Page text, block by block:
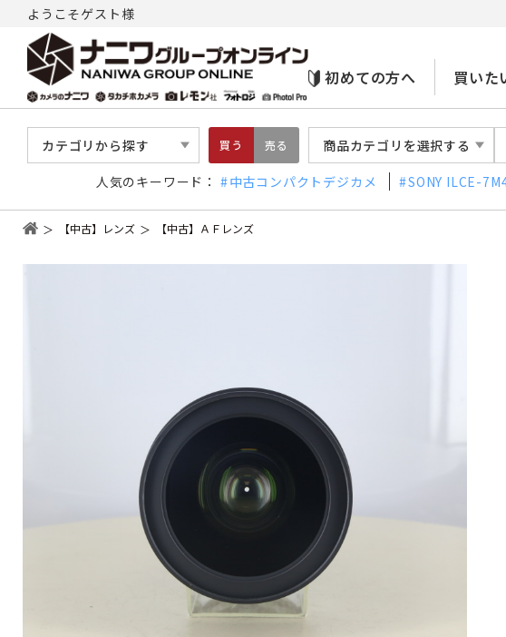
ようこそゲスト様
初めての方へ 買いた
カテゴリから探す 買う 売る 商品カテゴリを選択する
人気のキーワード： 中古コンパクトデジカメ SONY ILCE-
【中古】レンズ 【中古】ＡＦレンズ